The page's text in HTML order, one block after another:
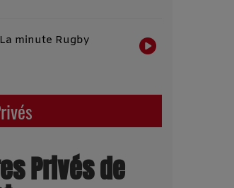
La minute Rugby
Privés de